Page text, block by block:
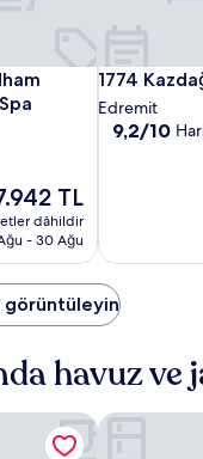
Ramada
Resort
by
Spa
Kazdağları
TL
TL
dâhildir
- 30 Ağu
1774
Kazdağı
Termal
1774
1774
Edremit
10
9,2/10
görüntüleyin
havuz ve
Kazdağları1774